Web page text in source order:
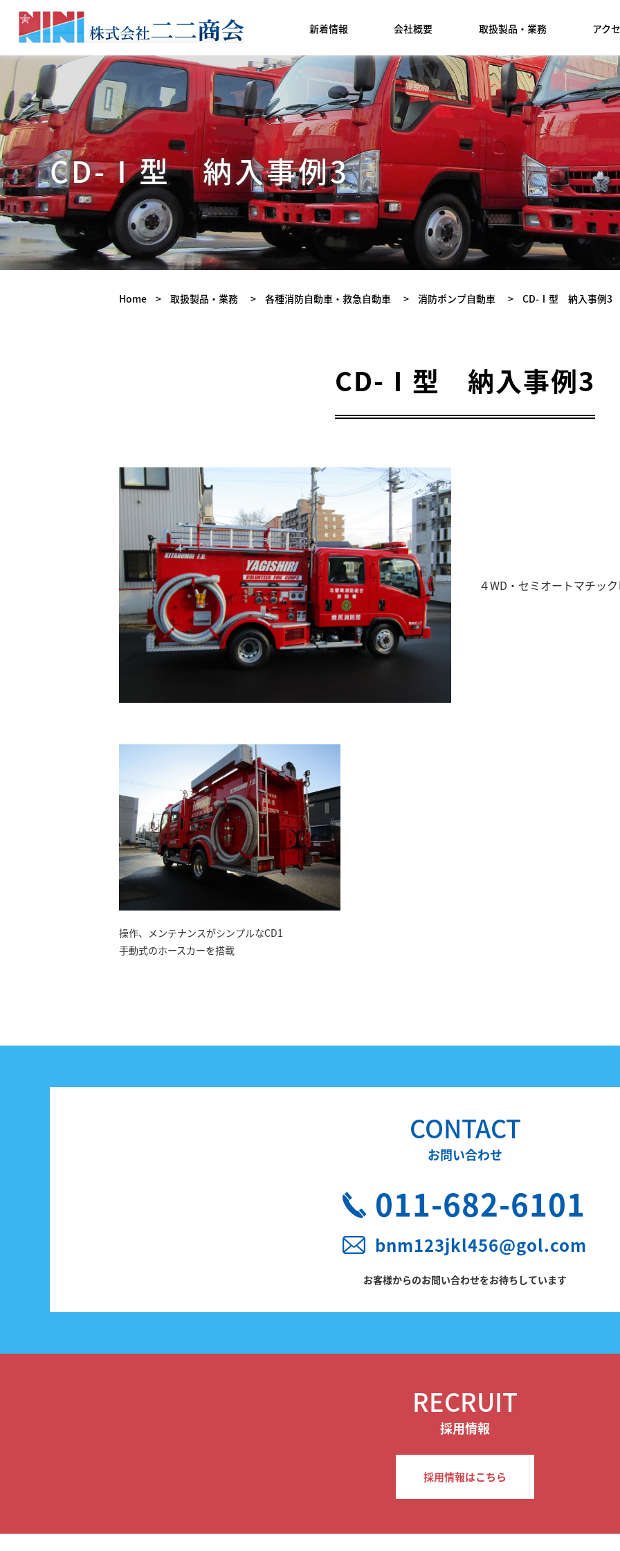
新着情報 会社概要 取扱製品・業務 アク
CD-Ⅰ型 納入事例3
Home > 取扱製品・業務 > 各種消防自動車・救急自動車 > 消防ポンプ自動車 > CD-Ⅰ型 納入事例3
CD-Ⅰ型 納入事例3
４WD・セミオートマチッ
操作、メンテナンスがシンプルなCD1
手動式のホースカーを搭載
CONTACT
お問い合わせ
011-682-6101
bnm123jkl456@gol.com
お客様からのお問い合わせをお待ちしています
RECRUIT
採用情報
採用情報はこちら